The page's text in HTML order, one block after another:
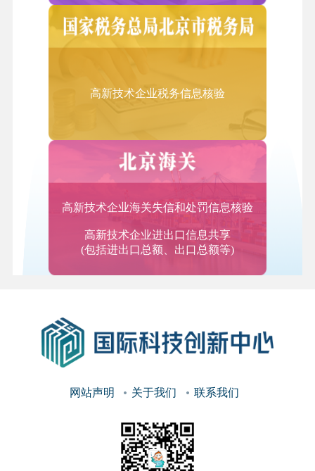
术研发、工业设计、分析学和数据挖掘、动漫及网游
设计研发、教育课件研发、工程设计等领域。
1.信息系统集成服务
备现场组装、软件安装与调试及相关运营维护支撑服
务；系统运营维护服务，包括系统运行检测监控、故
障定位与排除、性能管理、优化升级等。
2.数据服务
询、清洗、整理、应用服务，数据增值服务，提供其
他未分类数据处理服务。
物理学、化学、生物学、基因学、工程学、医学、农
业科学、环境科学、人类地理科学、经济学和人文科
4.工业设计服务
的设计与选择；对产品进行的综合设计服务，即产品
外观的设计、机械结构和电路设计等服务。
高新技术企业税务信息核验
高新技术企业海关失信和处罚信息核验
高新技术企业进出口信息共享
(包括进出口总额、出口总额等)
网站声明 关于我们 联系我们